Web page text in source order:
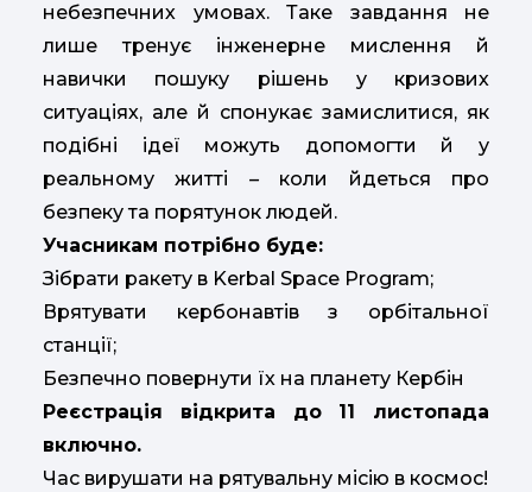
небезпечних умовах. Таке завдання не
лише тренує інженерне мислення й
навички пошуку рішень у кризових
ситуаціях, але й спонукає замислитися, як
подібні ідеї можуть допомогти й у
реальному житті –коли йдеться про
безпеку та порятунок людей.
Учасникам потрібно буде:
Зібрати ракету в Kerbal Space Program;
Врятувати кербонавтів з орбітальної
станції;
Безпечно повернути їх на планету Кербін
Реєстрація відкрита до 11 листопада
включно.
Час вирушати на рятувальну місію в космос!